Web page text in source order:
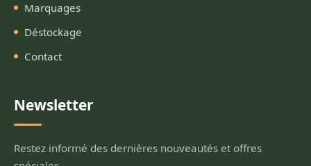
Marquages
Déstockage
Contact
Newsletter
Restez informé des dernières nouveautés et offres